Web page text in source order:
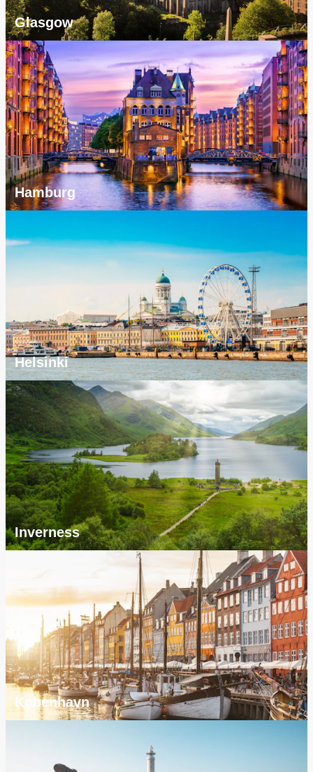
Glasgow
Hamburg
Helsinki
Inverness
København